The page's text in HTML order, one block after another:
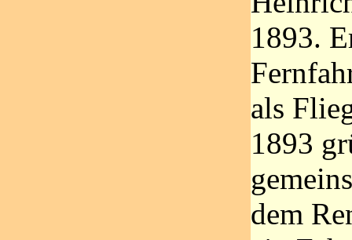
1893.
als
1893
dem